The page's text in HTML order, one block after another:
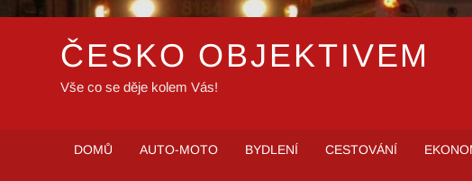
ČESKO OBJEKTIVEM
Vše co se děje kolem Vás!
DOMŮ AUTO-MOTO BYDLENÍ CESTOVÁNÍ